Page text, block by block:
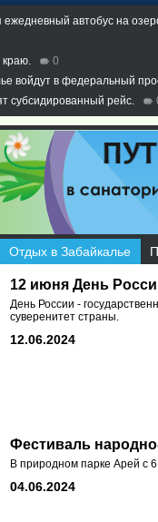
ежедневный автобус на
краю.
0
войдут в федеральный
субсидированный рейс.
Отдых в Забайкалье
12 июня День
День России -
суверенитет страны.
12.06.2024
Фестиваль
В природном парке Арей с
04.06.2024